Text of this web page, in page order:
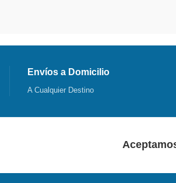
Envíos a Domicilio
A Cualquier Destino